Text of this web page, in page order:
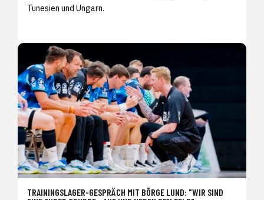
Tunesien und Ungarn.
TRAININGSLAGER-GESPRÄCH MIT BÖRGE LUND: "WIR SIND